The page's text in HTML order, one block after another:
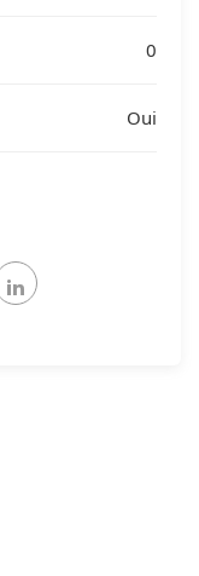
0
Oui